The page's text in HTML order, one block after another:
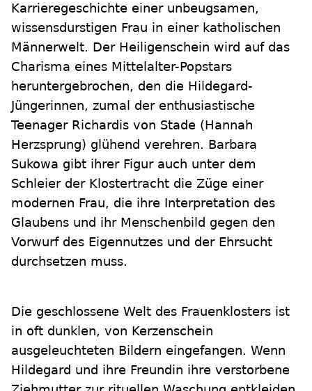
Karrieregeschichte einer unbeugsamen,
wissensdurstigen Frau in einer katholischen
Männerwelt. Der Heiligenschein wird auf das
Charisma eines Mittelalter-Popstars
heruntergebrochen, den die Hildegard-
Jüngerinnen, zumal der enthusiastische
Teenager Richardis von Stade (Hannah
Herzsprung) glühend verehren. Barbara
Sukowa gibt ihrer Figur auch unter dem
Schleier der Klostertracht die Züge einer
modernen Frau, die ihre Interpretation des
Glaubens und ihr Menschenbild gegen den
Vorwurf des Eigennutzes und der Ehrsucht
durchsetzen muss.
Die geschlossene Welt des Frauenklosters ist
in oft dunklen, von Kerzenschein
ausgeleuchteten Bildern eingefangen. Wenn
Hildegard und ihre Freundin ihre verstorbene